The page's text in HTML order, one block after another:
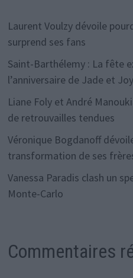
Laurent Voulzy dévoile
surprend ses fans
Saint-Barthélemy : La fête
l’anniversaire de Jade et Joy
Liane Foly et André
de retrouvailles tendues
Véronique Bogdanoff
transformation de ses
Vanessa Paradis clash un
Monte-Carlo
Commentaires